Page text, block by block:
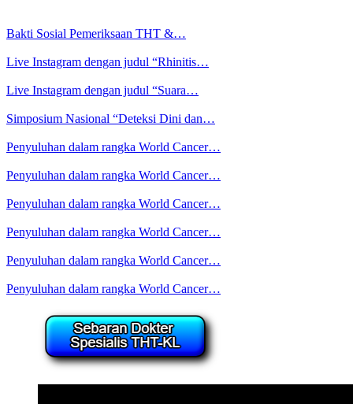
Bakti Sosial Pemeriksaan THT &…
Live Instagram dengan judul “Rhinitis…
Live Instagram dengan judul “Suara…
Simposium Nasional “Deteksi Dini dan…
Penyuluhan dalam rangka World Cancer…
Penyuluhan dalam rangka World Cancer…
Penyuluhan dalam rangka World Cancer…
Penyuluhan dalam rangka World Cancer…
Penyuluhan dalam rangka World Cancer…
Penyuluhan dalam rangka World Cancer…